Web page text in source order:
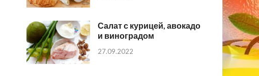
Салат с курицей, авокадо
и виноградом
27.09.2022